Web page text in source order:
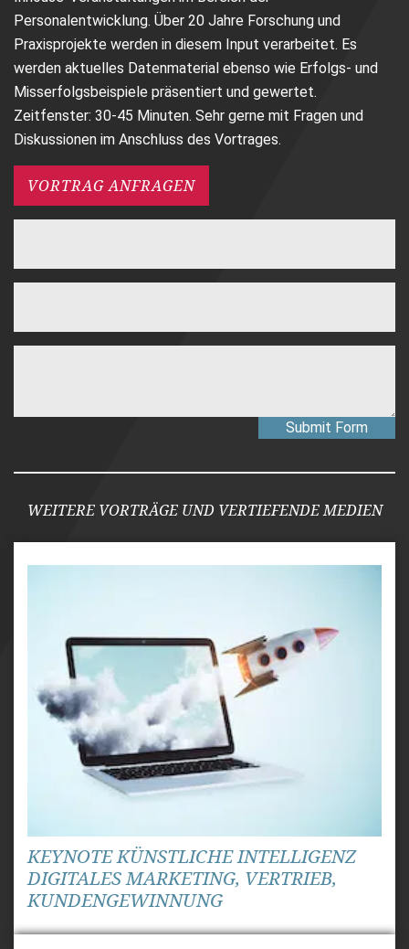
Personalentwicklung. Über 20 Jahre Forschung und
Praxisprojekte werden in diesem Input verarbeitet. Es
werden aktuelles Datenmaterial ebenso wie Erfolgs- und
Misserfolgsbeispiele präsentiert und gewertet.
Zeitfenster: 30-45 Minuten. Sehr gerne mit Fragen und
Diskussionen im Anschluss des Vortrages.
VORTRAG ANFRAGEN
Submit Form
WEITERE VORTRÄGE UND VERTIEFENDE MEDIEN
KEYNOTE KÜNSTLICHE INTELLIGENZ
DIGITALES MARKETING, VERTRIEB,
KUNDENGEWINNUNG